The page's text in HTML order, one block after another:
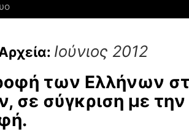
Ιούνιος 2012
των Ελλήνων
σε σύγκριση με την